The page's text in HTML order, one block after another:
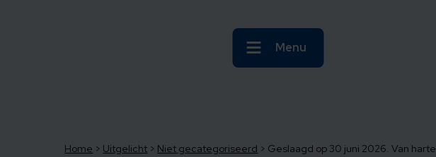
Menu
Home > Uitgelicht > Niet gecategoriseerd > Geslaagd op 30 juni 2026. Van harte